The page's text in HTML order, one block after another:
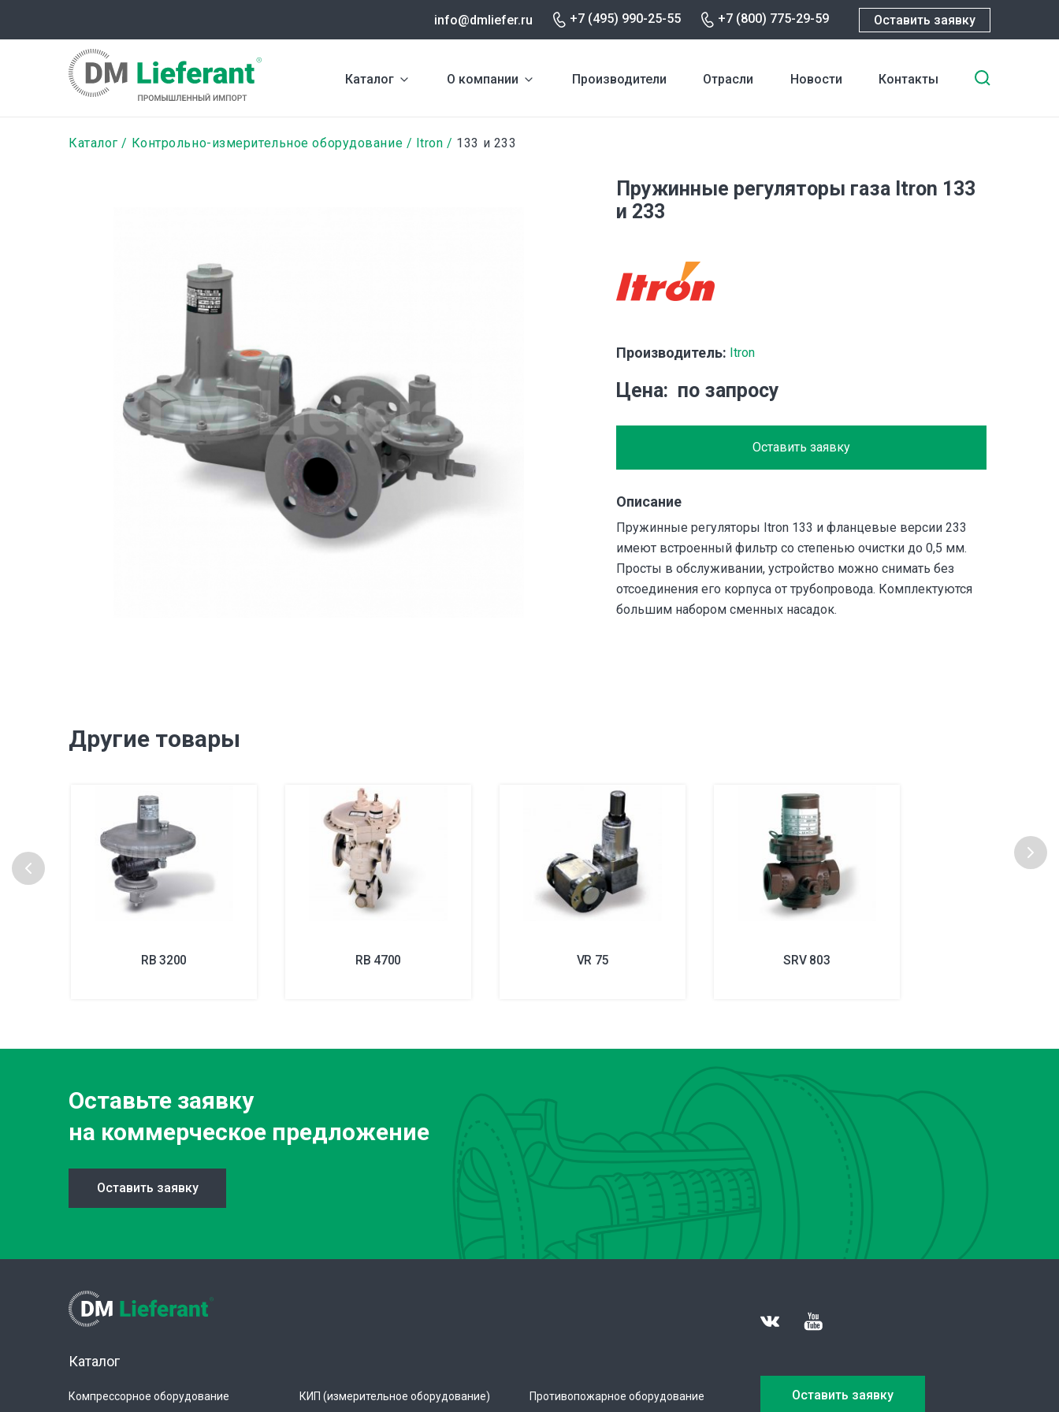
содержанию
info@dmliefer.ru +7 (495) 990-25-55 +7 (800) 775-29-59 Оставить заявку
Каталог О компании Производители Отрасли Новости Контакты
Строка
Каталог Контрольно-измерительное оборудование Itron 133 и 233
Пружинные регуляторы газа Itron 133
и 233
Производитель: Itron
Цена по запросу
Оставить заявку
Описание
Пружинные регуляторы Itron 133 и фланцевые версии 233
имеют встроенный фильтр со степенью очистки до 0,5 мм.
Просты в обслуживании, устройство можно снимать без
отсоединения его корпуса от трубопровода. Комплектуются
большим набором сменных насадок.
Другие товары
RB 3200 RB 4700 VR 75 SRV 803
Оставьте заявку
на коммерческое предложение
Оставить заявку
Каталог
Компрессорное оборудование
КИП (измерительное оборудование)
Противопожарное оборудование
Оставить заявку